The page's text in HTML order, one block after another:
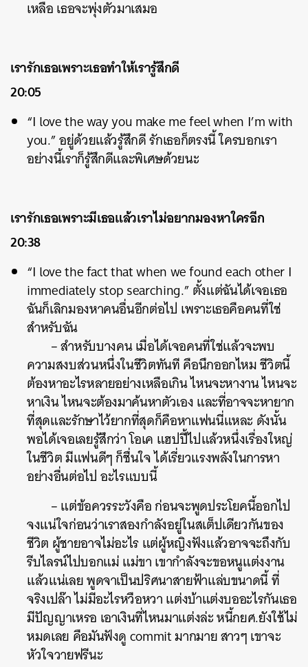
เหลือ เธอจะพุ่งตัวมาเสมอ
เรารักเธอเพราะเธอทำให้เรารู้สึกดี
20:05
“I love the way you make me feel when I’m with
you.” อยู่ด้วยแล้วรู้สึกดี รักเธอก็ตรงนี้ ใครบอกเรา
อย่างนี้เราก็รู้สึกดีและพิเศษด้วยนะ
เรารักเธอเพราะมีเธอแล้วเราไม่อยากมองหาใครอีก
20:38
“I love the fact that when we found each other I
immediately stop searching.” ตั้งแต่ฉันได้เจอเธอ
ฉันก็เลิกมองหาคนอื่นอีกต่อไป เพราะเธอคือคนที่ใช่
สำหรับฉัน
– สำหรับบางคน เมื่อได้เจอคนที่ใช่แล้วจะพบ
ความสงบส่วนหนึ่งในชีวิตทันที คือนึกออกไหม ชีวิตนี้
ต้องหาอะไรหลายอย่างเหลือเกิน ไหนจะหางาน ไหนจะ
หาเงิน ไหนจะต้องมาค้นหาตัวเอง และที่อาจจะหายาก
ที่สุดและรักษาไว้ยากที่สุดก็คือหาแฟนนี่แหละ ดังนั้น
พอได้เจอเลยรู้สึกว่า โอเค แฮปปี้ไปแล้วหนึ่งเรื่องใหญ่
ในชีวิต มีแฟนดีๆ ก็ชื่นใจ ได้เรี่ยวแรงพลังในการหา
อย่างอื่นต่อไป อะไรแบบนี้
– แต่ข้อควรระวังคือ ก่อนจะพูดประโยคนี้ออกไป
จงแน่ใจก่อนว่าเราสองกำลังอยู่ในสเต็ปเดียวกันของ
ชีวิต ผู้ชายอาจไม่อะไร แต่ผู้หญิงฟังแล้วอาจจะถึงกับ
รีบไลรน์ไปบอกแม่ แม่ขา เขากำลังจะขอหนูแต่งงาน
แล้วแน่เลย พูดจาเป็นปริศนาสายฟ้าแล่บขนาดนี้ ที่
จริงเปล๊า ไม่มีอะไรหวือหวา แต่งบ้าแต่งบออะไรกันเธอ
มีปัญญาเหรอ เอาเงินที่ไหนมาแต่งล่ะ หนี้กยศ.ยังใช้ไม่
หมดเลย คือมันฟังดู commit มากมาย สาวๆ เขาจะ
หัวใจวายฟรีนะ
SHARE TWEET LINE EMAIL